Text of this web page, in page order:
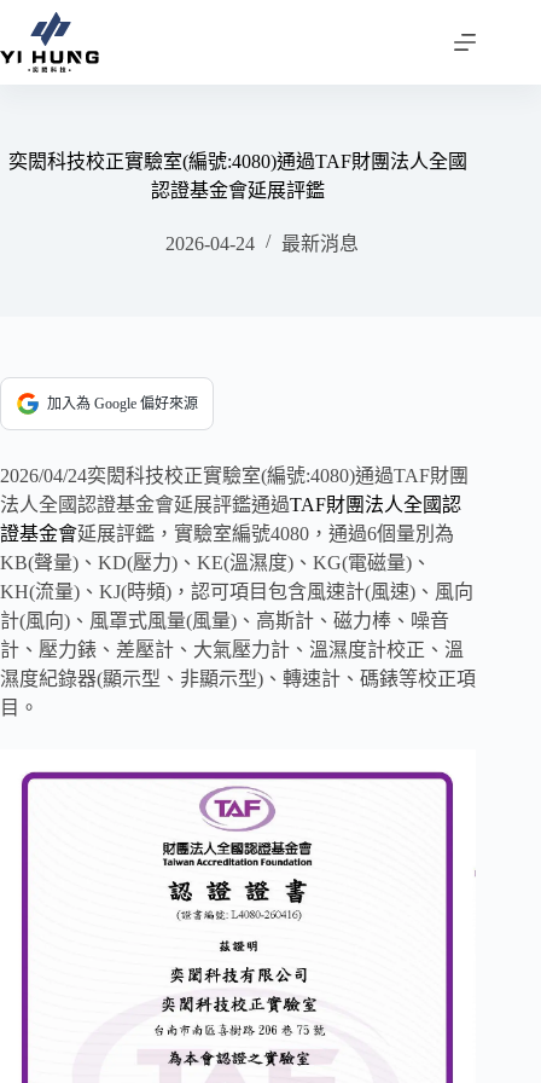
容奕閎科技校正實驗室(編號:4080)通過TAF財團法人全國
認證基金會延展評鑑
2026-04-24 最新消息
加入為 Google 偏好來源
2026/04/24奕閎科技校正實驗室(編號:4080)通過TAF財團
法人全國認證基金會延展評鑑通過TAF財團法人全國認
證基金會延展評鑑，實驗室編號4080，通過6個量別為
KB(聲量)、KD(壓力)、KE(溫濕度)、KG(電磁量)、
KH(流量)、KJ(時頻)，認可項目包含風速計(風速)、風向
計(風向)、風罩式風量(風量)、高斯計、磁力棒、噪音
計、壓力錶、差壓計、大氣壓力計、溫濕度計校正、溫
濕度紀錄器(顯示型、非顯示型)、轉速計、碼錶等校正項
目。